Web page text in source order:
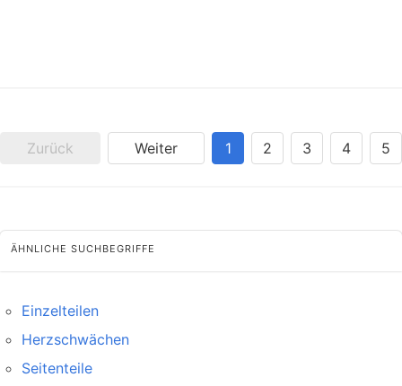
Zurück Weiter 1 2 3 4 5
ÄHNLICHE SUCHBEGRIFFE
Einzelteilen
Herzschwächen
Seitenteile